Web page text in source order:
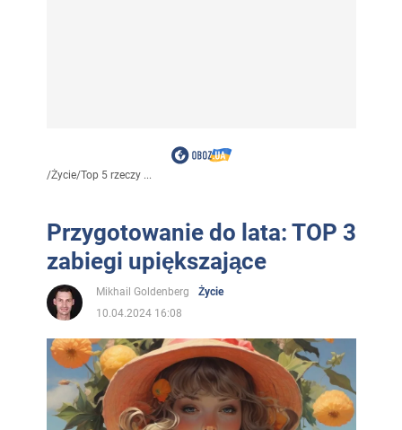
/Życie/Top 5 rzeczy ...
Przygotowanie do lata: TOP 3
zabiegi upiększające
Mikhail Goldenberg
Życie
10.04.2024 16:08